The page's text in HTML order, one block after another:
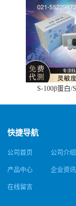
S-100β蛋白/
快捷导航
公司首页 公司介绍
产品中心 企业资讯
在线留言